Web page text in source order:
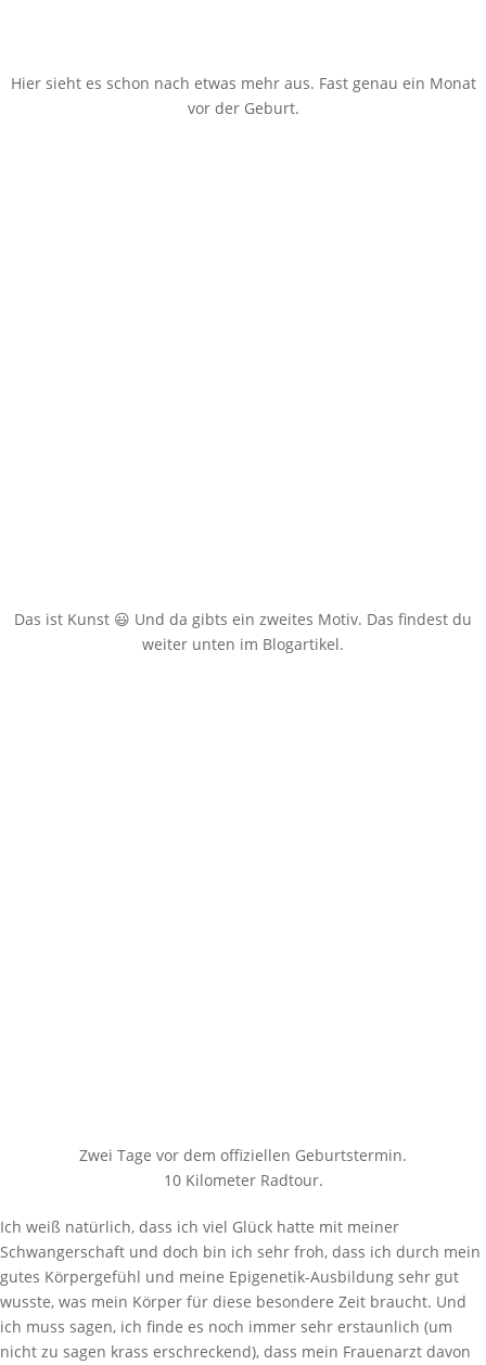
Hier sieht es schon nach etwas mehr aus. Fast genau ein Monat
vor der Geburt.
Das ist Kunst 😃 Und da gibts ein zweites Motiv. Das findest du
weiter unten im Blogartikel.
Zwei Tage vor dem offiziellen Geburtstermin.
10 Kilometer Radtour.
Ich weiß natürlich, dass ich viel Glück hatte mit meiner
Schwangerschaft und doch bin ich sehr froh, dass ich durch mein
gutes Körpergefühl und meine Epigenetik-Ausbildung sehr gut
wusste, was mein Körper für diese besondere Zeit braucht. Und
ich muss sagen, ich finde es noch immer sehr erstaunlich (um
nicht zu sagen krass erschreckend), dass mein Frauenarzt davon